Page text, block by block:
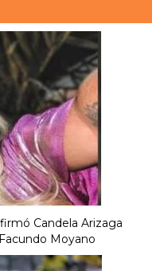
Candela Arizaga
Moyano